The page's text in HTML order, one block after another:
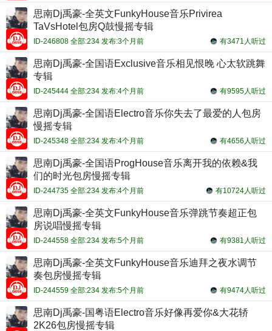
思南Dj禹豪-全英文FunkyHouse音乐Privirea
TaVsHotel包房Q鼓慢摇专辑
有3471人听过
ID-246808 全部:234 发布:3个月前
思南Dj禹豪-全国语Exclusive音乐相见恨晚 心太软跳舞
专辑
有9595人听过
ID-245444 全部:234 发布:4个月前
思南Dj禹豪-全国语Electro音乐你失去了最爱的人包房
慢摇专辑
有4656人听过
ID-245348 全部:234 发布:4个月前
思南Dj禹豪-全国语ProgHouse音乐离开我的依赖&我
们的时光包房慢摇专辑
有10724人听过
ID-244735 全部:234 发布:4个月前
思南Dj禹豪-全英文FunkyHouse音乐弹跳节奏超正包
房说唱慢摇专辑
有9381人听过
ID-244558 全部:234 发布:5个月前
思南Dj禹豪-全英文FunkyHouse音乐迪拜之夜水调节
奏包房慢摇专辑
有9474人听过
ID-244559 全部:234 发布:5个月前
思南Dj禹豪-国粤语Electro音乐好像再爱你&大花轿
2K26包房慢摇专辑